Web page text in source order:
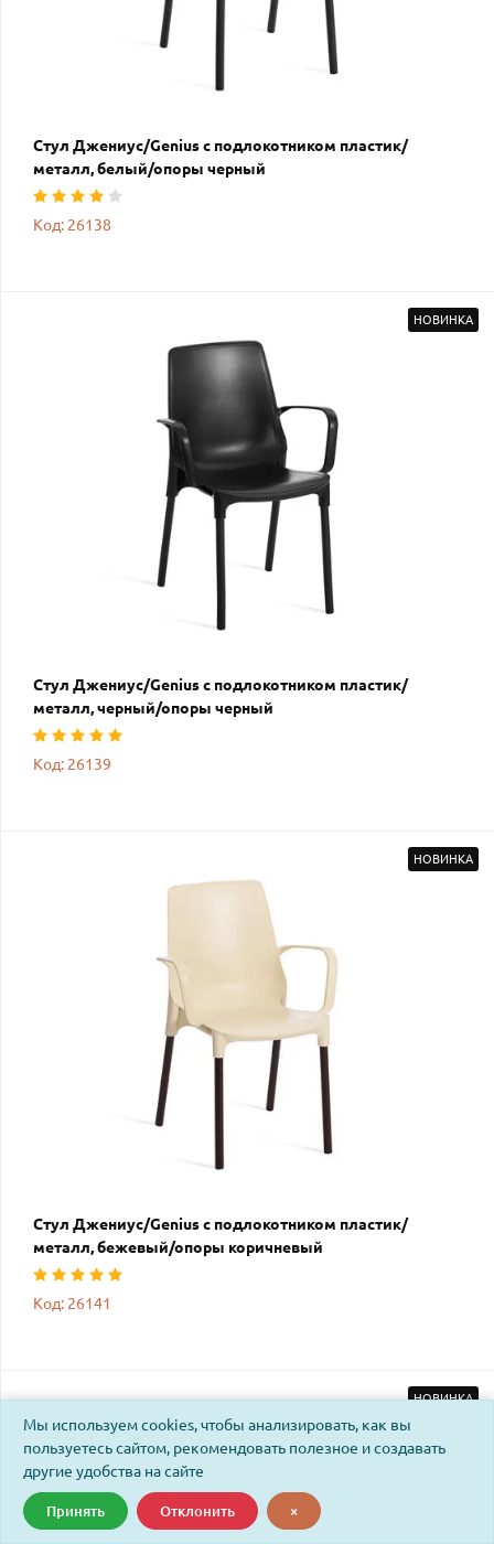
Стул Джениус/Genius с подлокотником пластик/
металл, белый/опоры черный
Код: 26138
НОВИНКА
Стул Джениус/Genius с подлокотником пластик/
металл, черный/опоры черный
Код: 26139
НОВИНКА
Стул Джениус/Genius с подлокотником пластик/
металл, бежевый/опоры коричневый
Код: 26141
НОВИНКА
Мы используем cookies, чтобы анализировать, как вы
пользуетесь сайтом, рекомендовать полезное и создавать
другие удобства на сайте
Принять Отклонить ×